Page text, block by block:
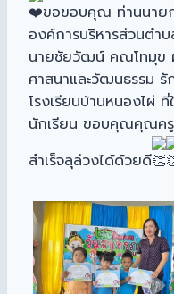
ขอขอบคุณ ท่านนาย
องค์การบริหารส่วนตำ
นายชัยวัฒน์ คณโทมุข
ศาสนาและวัฒนธรรม รั
โรงเรียนบ้านหนองไผ่
นักเรียน ขอบคุณคุณครู
สำเร็จลุล่วงได้ด้วยดี